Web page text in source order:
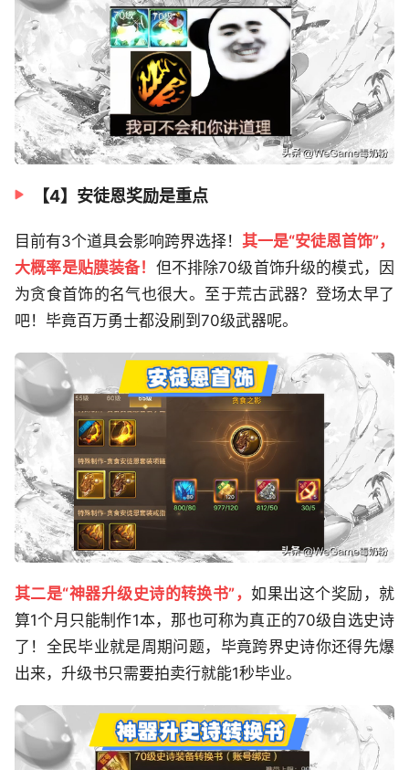
【4】安徒恩奖励是重点
目前有3个道具会影响跨界选择！ 其一是“安徒恩首饰”，
大概率是贴膜装备！ 但不排除70级首饰升级的模式，因
为贪食首饰的名气也很大。至于荒古武器？登场太早了
吧！毕竟百万勇士都没刷到70级武器呢。
其二是“神器升级史诗的转换书”，如果出这个奖励，就
算1个月只能制作1本，那也可称为真正的70级自选史诗
了！全民毕业就是周期问题，毕竟跨界史诗你还得先爆
出来，升级书只需要拍卖行就能1秒毕业。